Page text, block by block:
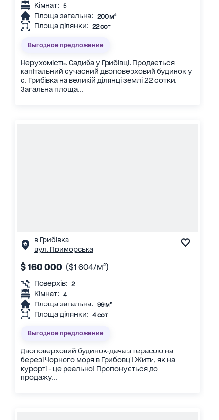
Кімнат: 5
Площа загальна: 200 м²
Площа ділянки: 22 сот
Выгодное предложение
Нерухомість. Садиба у Грибівці. Продається
капітальний сучасний двоповерховий будинок у
с. Грибівка на великій ділянці землі 22 сотки.
Загальна площа...
в Грибівка
вул. Приморська
$ 160 000 ($1 604/м²)
Поверхів: 2
Кімнат: 4
Площа загальна: 99 м²
Площа ділянки: 4 сот
Выгодное предложение
Двоповерховий будинок-дача з терасою на
березі Чорного моря в Грибовці! Жити, як на
курорті - це реально! Пропонується до
продажу...